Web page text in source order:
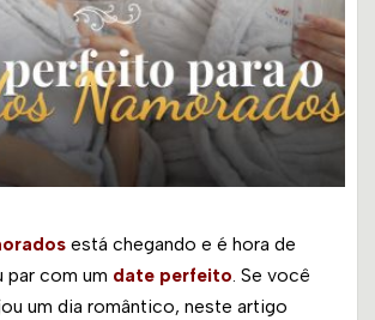
está chegando e é hora de
par com um date perfeito. Se você
um dia romântico, neste artigo